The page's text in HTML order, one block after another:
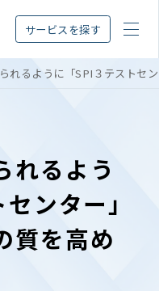
サービスを探す
れるように「SPI３テストセ
れるよう
ンター」
質を高め